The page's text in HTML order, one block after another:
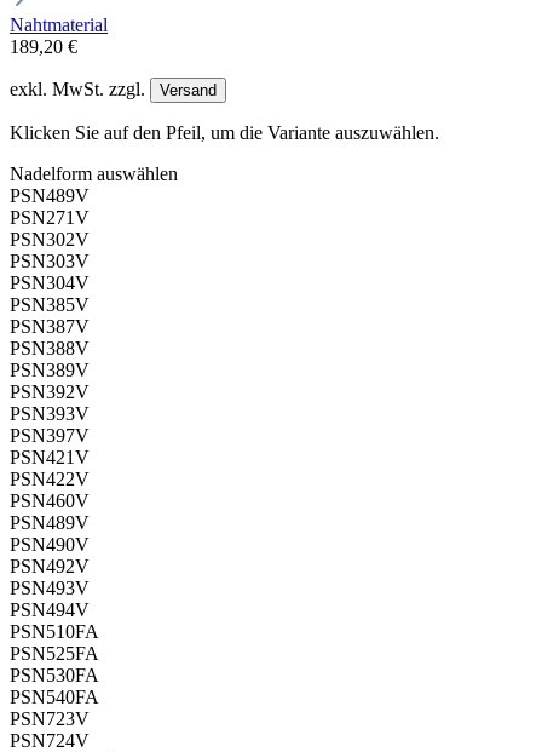
Nahtmaterial
189,20 €
exkl. MwSt. zzgl. Versand
Klicken Sie auf den Pfeil, um die Variante auszuwählen.
Nadelform auswählen
PSN489V
PSN271V
PSN302V
PSN303V
PSN304V
PSN385V
PSN387V
PSN388V
PSN389V
PSN392V
PSN393V
PSN397V
PSN421V
PSN422V
PSN460V
PSN489V
PSN490V
PSN492V
PSN493V
PSN494V
PSN510FA
PSN525FA
PSN530FA
PSN540FA
PSN723V
PSN724V